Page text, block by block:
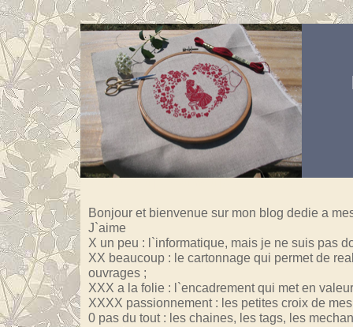
Bonjour et bienvenue sur mon blog dedie a
J`aime
X un peu : l`informatique, mais je ne suis pas
XX beaucoup : le cartonnage qui permet de
ouvrages ;
XXX a la folie : l`encadrement qui met en
XXXX passionnement : les petites croix de
0 pas du tout : les chaines, les tags, les